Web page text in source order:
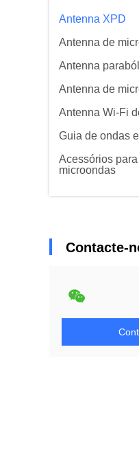
Antenna XPD
Antenna de
Antenna
Antenna de
Antenna Wi-Fi
Guia de ondas
Acessórios
microondas
Contacte-